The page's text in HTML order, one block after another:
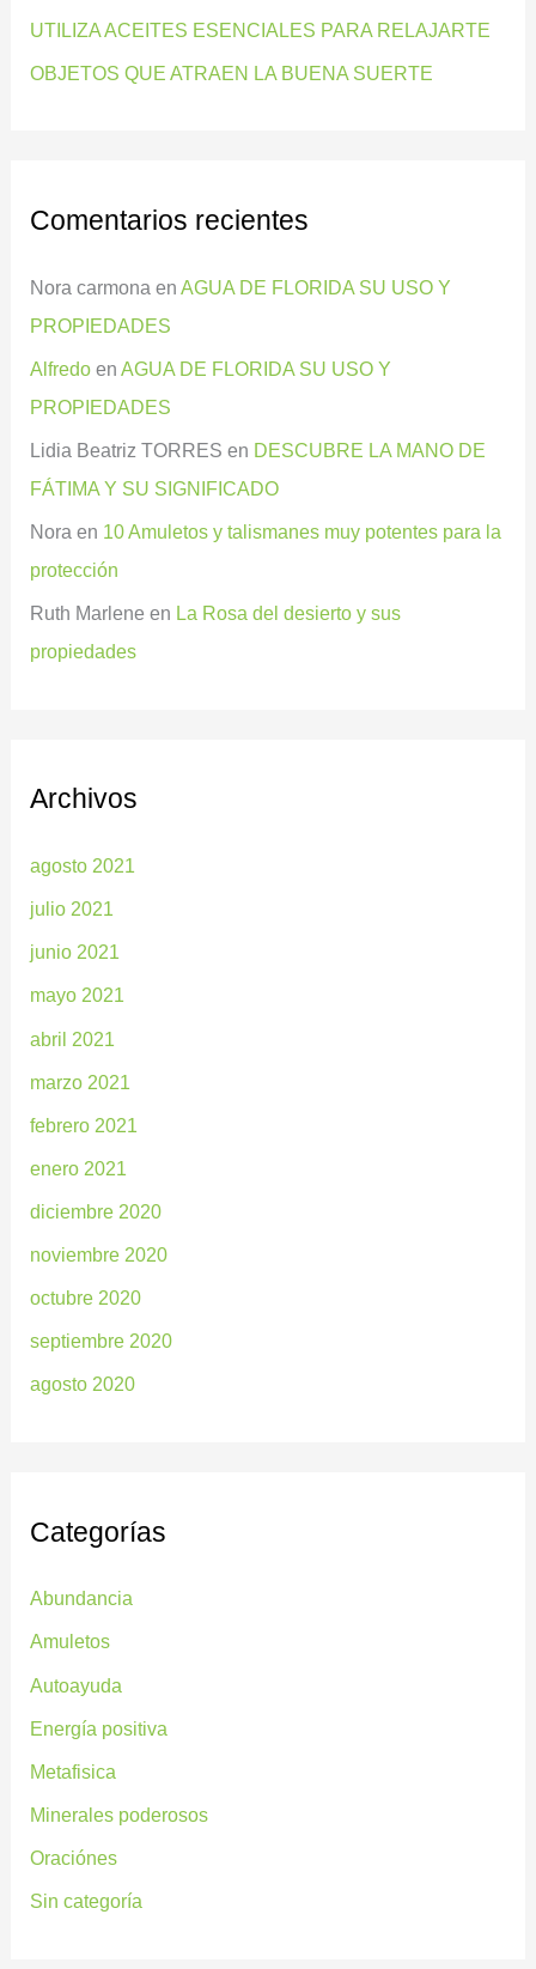
:UTILIZA ACEITES ESENCIALES PARA RELAJARTE
OBJETOS QUE ATRAEN LA BUENA SUERTE
Comentarios recientes
Nora carmona enAGUA DE FLORIDA SU USO Y
PROPIEDADES
Alfredo enAGUA DE FLORIDA SU USO Y
PROPIEDADES
Lidia Beatriz TORRES en DESCUBRE LA MANO DE
FÁTIMA Y SU SIGNIFICADO
Nora en 10 Amuletos y talismanes muy potentes para la
protección
Ruth Marlene en La Rosa del desierto y sus
propiedades
Archivos
agosto 2021
julio 2021
junio 2021
mayo 2021
abril 2021
marzo 2021
febrero 2021
enero 2021
diciembre 2020
noviembre 2020
octubre 2020
septiembre 2020
agosto 2020
Categorías
Abundancia
Amuletos
Autoayuda
Energía positiva
Metafisica
Minerales poderosos
Oraciónes
Sin categoría